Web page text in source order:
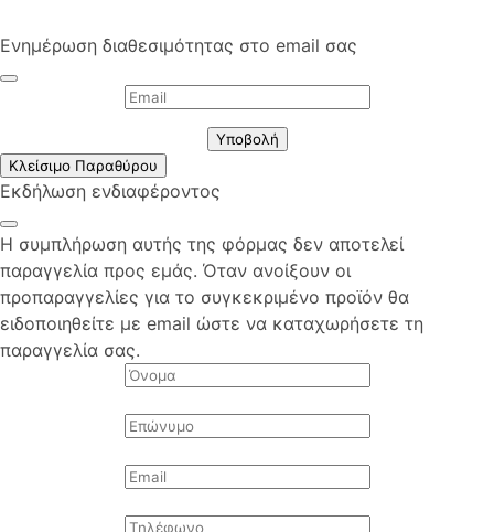
Ενημέρωση διαθεσιμότητας στο email σας
Υποβολή
Κλείσιμο Παραθύρου
Εκδήλωση ενδιαφέροντος
Η συμπλήρωση αυτής της φόρμας δεν αποτελεί
παραγγελία προς εμάς. Όταν ανοίξουν οι
προπαραγγελίες για το συγκεκριμένο προϊόν θα
ειδοποιηθείτε με email ώστε να καταχωρήσετε τη
παραγγελία σας.